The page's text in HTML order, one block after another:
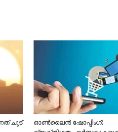
ചൂട്
ഓൺലൈൻ ഷോപ്പിംഗ്;